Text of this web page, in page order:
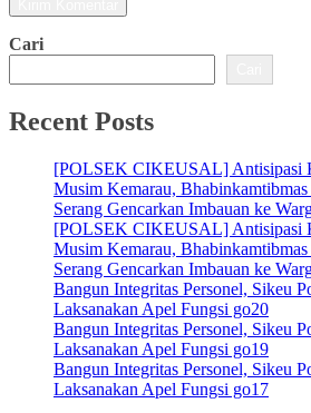
Cari
Recent Posts
[POLSEK CIKEUSAL] Antisipasi
Musim Kemarau,
Serang Gencarkan Imbauan ke
[POLSEK CIKEUSAL] Antisipasi
Musim Kemarau,
Serang Gencarkan Imbauan ke
Bangun Integritas Personel, Sikeu
Laksanakan Apel Fungsi go20
Bangun Integritas Personel, Sikeu
Laksanakan Apel Fungsi go19
Bangun Integritas Personel, Sikeu
Laksanakan Apel Fungsi go17